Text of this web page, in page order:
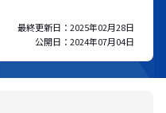
最終更新日： 2025年02月28日
公開日： 2024年07月04日